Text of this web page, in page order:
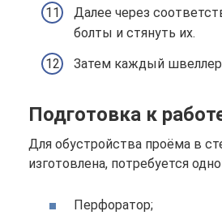
Далее через
болты и стянуть их.
Затем каждый
Подготовка к
Для обустройства проёма в
изготовлена, потребуется
Перфоратор;